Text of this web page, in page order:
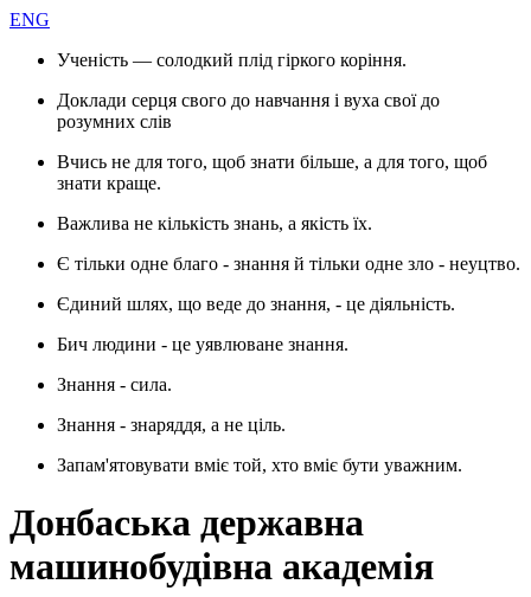
ENG
Ученість — солодкий плід гіркого коріння.
Доклади серця свого до навчання і вуха свої до
розумних слів
Вчись не для того, щоб знати більше, а для того, щоб
знати краще.
Важлива не кількість знань, а якість їх.
Є тільки одне благо - знання й тільки одне зло - неуцтво.
Єдиний шлях, що веде до знання, - це діяльність.
Бич людини - це уявлюване знання.
Знання - сила.
Знання - знаряддя, а не ціль.
Запам'ятовувати вміє той, хто вміє бути уважним.
Донбаська державна
машинобудівна академія